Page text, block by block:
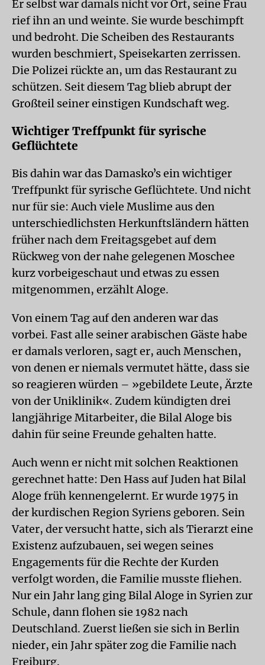
Er selbst war damals nicht vor Ort, seine Frau
rief ihn an und weinte. Sie wurde beschimpft
und bedroht. Die Scheiben des Restaurants
wurden beschmiert, Speisekarten zerrissen.
Die Polizei rückte an, um das Restaurant zu
schützen. Seit diesem Tag blieb abrupt der
Großteil seiner einstigen Kundschaft weg.
Wichtiger Treffpunkt für syrische
Geflüchtete
Bis dahin war das Damaskoʼs ein wichtiger
Treffpunkt für syrische Geflüchtete. Und nicht
nur für sie: Auch viele Muslime aus den
unterschiedlichsten Herkunftsländern hätten
früher nach dem Freitagsgebet auf dem
Rückweg von der nahe gelegenen Moschee
kurz vorbeigeschaut und etwas zu essen
mitgenommen, erzählt Aloge.
Von einem Tag auf den anderen war das
vorbei. Fast alle seiner arabischen Gäste habe
er damals verloren, sagt er, auch Menschen,
von denen er niemals vermutet hätte, dass sie
so reagieren würden – »gebildete Leute, Ärzte
von der Uniklinik«. Zudem kündigten drei
langjährige Mitarbeiter, die Bilal Aloge bis
dahin für seine Freunde gehalten hatte.
Auch wenn er nicht mit solchen Reaktionen
gerechnet hatte: Den Hass auf Juden hat Bilal
Aloge früh kennengelernt. Er wurde 1975 in
der kurdischen Region Syriens geboren. Sein
Vater, der versucht hatte, sich als Tierarzt eine
Existenz aufzubauen, sei wegen seines
Engagements für die Rechte der Kurden
verfolgt worden, die Familie musste fliehen.
Nur ein Jahr lang ging Bilal Aloge in Syrien zur
Schule, dann flohen sie 1982 nach
Deutschland. Zuerst ließen sie sich in Berlin
nieder, ein Jahr später zog die Familie nach
Freiburg.